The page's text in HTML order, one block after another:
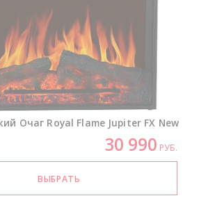
Очаг Royal Flame Jupiter FX New
30 990 РУБ.